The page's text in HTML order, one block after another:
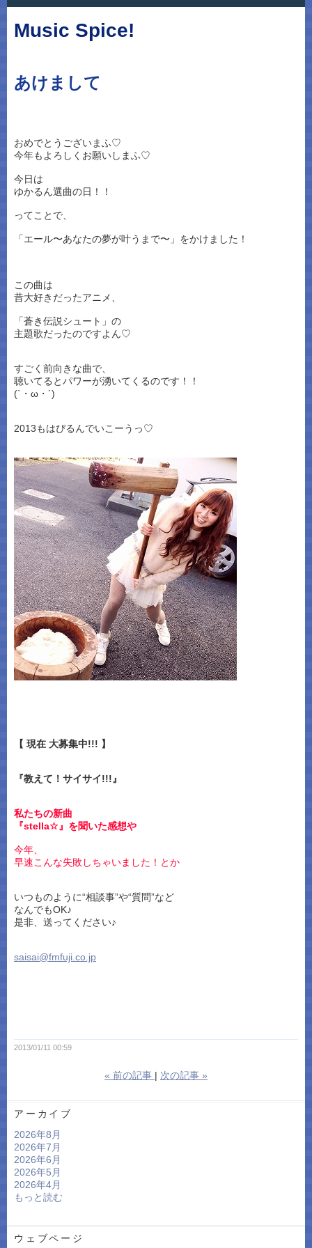
Music Spice!
あけまして
おめでとうございまふ♡
今年もよろしくお願いしまふ♡
今日は
ゆかるん選曲の日！！
ってことで、
「エール〜あなたの夢が叶うまで〜」をかけました！
この曲は
昔大好きだったアニメ、
「蒼き伝説シュート」の
主題歌だったのですよん♡
すごく前向きな曲で、
聴いてるとパワーが湧いてくるのです！！
(`・ω・´)
2013もはぴるんでいこーうっ♡
【 現在 大募集中!!! 】
『教えて！サイサイ!!!』
私たちの新曲
『stella☆』を聞いた感想や
今年、
早速こんな失敗しちゃいました！とか
いつものように“相談事”や“質問”など
なんでもOK♪
是非、送ってください♪
saisai@fmfuji.co.jp
2013/01/11 00:59
« 前の記事 次の記事 »
アーカイブ
2026年8月
2026年7月
2026年6月
2026年5月
2026年4月
もっと読む
ウェブページ